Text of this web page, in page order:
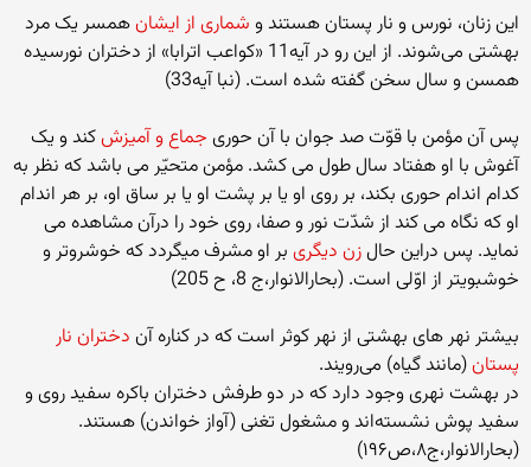
این زنان، نورس و نار پستان هستند و شماری از ایشانهمسر یک مرد
بهشتی می‌شوند. از این رو در آیه11 «کواعب اترابا» از دختران نورسیده
همسن و سال سخن گفته شده است. (نبا آیه33)
پس آن مؤمن با قوّت صد جوان با آن حوری جماع و آمیزشکند و یک
آغوش با او هفتاد سال طول می کشد. مؤمن متحیّر می باشد که نظر به
کدام اندام حوری بکند، بر روی او یا بر پشت او یا بر ساق او، بر هر اندام
او که نگاه می کند از شدّت نور و صفا، روی خود را درآن مشاهده می
نماید. پس دراین حالزن دیگری بر او مشرف میگردد که خوشروتر و
خوشبویتر از اوّلی است. (بحارالانوار،ج 8، ح 205)
بیشتر نهر های بهشتی از نهر کوثر است که در کناره آن دختران نار
پستان(مانند گیاه) می‌رویند.
در بهشت نهری وجود دارد که در دو طرفش دختران باکره سفید روی و
سفید پوش نشسته‌اند و مشغول تغنی (آواز خواندن) هستند.
(بحارالانوار،ج۸،ص۱۹۶)